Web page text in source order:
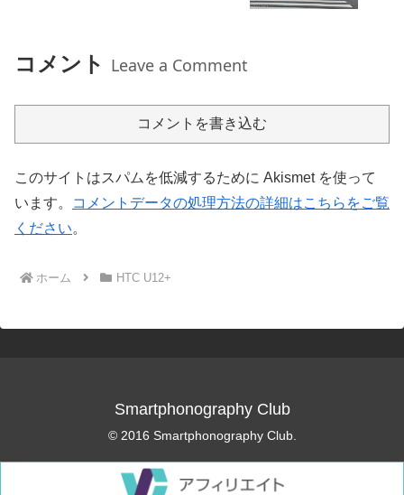
コメント Leave a Comment
コメントを書き込む
このサイトはスパムを低減するために Akismet を使って
います。
コメントデータの処理方法の詳細はこちらをご覧
ください。
ホーム HTC U12+
Smartphonography Club
© 2016 Smartphonography Club.